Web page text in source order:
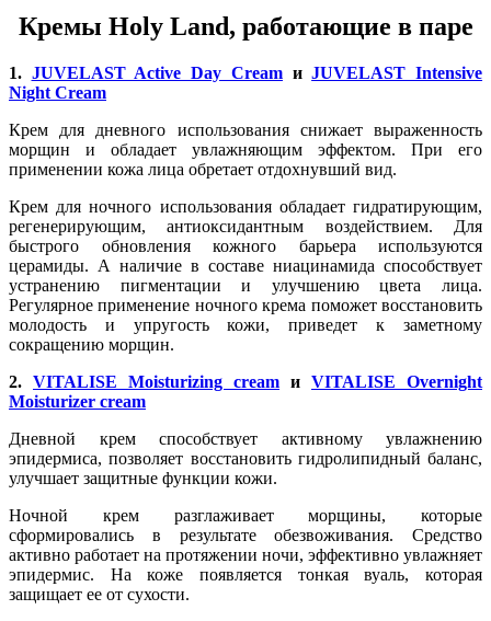
Кремы Holy Land, работающие в паре
1. JUVELAST Active Day CreamиJUVELAST Intensive
Night Cream
Крем для дневного использования снижает выраженность
морщин и обладает увлажняющим эффектом. При его
применении кожа лица обретает отдохнувший вид.
Крем для ночного использования обладает гидратирующим,
регенерирующим, антиоксидантным воздействием. Для
быстрого обновления кожного барьера используются
церамиды. А наличие в составе ниацинамида способствует
устранению пигментации и улучшению цвета лица.
Регулярное применение ночного крема поможет восстановить
молодость и упругость кожи, приведет к заметному
сокращению морщин.
2. VITALISE Moisturizing cream и VITALISE Overnight
Moisturizer cream
Дневной крем способствует активному увлажнению
эпидермиса, позволяет восстановить гидролипидный баланс,
улучшает защитные функции кожи.
Ночной крем разглаживает морщины, которые
сформировались в результате обезвоживания. Средство
активно работает на протяжении ночи, эффективно увлажняет
эпидермис. На коже появляется тонкая вуаль, которая
защищает ее от сухости.